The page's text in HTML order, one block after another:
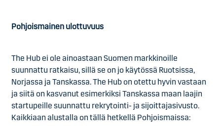
Pohjoismainen ulottuvuus
The Hub ei ole ainoastaan Suomen markkinoille
suunnattu ratkaisu, sillä se on jo käytössä Ruotsissa,
Norjassa ja Tanskassa. The Hub on otettu hyvin vastaan
ja siitä on kasvanut esimerkiksi Tanskassa maan laajin
startupeille suunnattu rekrytointi- ja sijoittajasivusto.
Kaikkiaan alustalla on tällä hetkellä Pohjoismaissa: